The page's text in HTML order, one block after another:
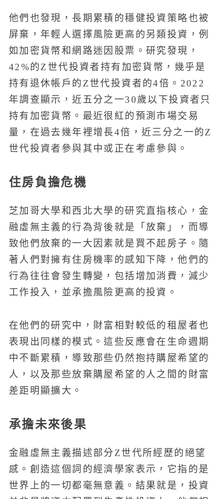
他們也發現，長期累積的穩健投資策略也被
屏棄，年輕人選擇風險更高的另類投資，例
如加密貨幣和網路迷因股票。研究發現，
42%的Z世代投資者持有加密貨幣，幾乎是
持有退休帳戶的Z世代投資者的4倍。2022
年調查顯示，近五分之一30歲以下投資者只
持有加密貨幣。最近很紅的預測市場交易
量，在過去幾年裡增長4倍，近三分之一的Z
世代投資者參與其中或正在考慮參與。
住房負擔危機
芝加哥大學和西北大學的研究直指核心，金
融虛無主義的行為背後就是「放棄」，而導
致他們放棄的一大因素就是買不起房子。隨
著人們對擁有住房機率的感知下降，他們的
行為往往會發生轉變，包括增加消費，減少
工作投入，並承擔風險更高的投資。
在他們的研究中，財富相對較低的租屋者也
表現出同樣的模式。這些反應會在生命週期
中不斷累積，導致那些仍然抱持購屋希望的
人，以及那些放棄購屋希望的人之間的財富
差距明顯擴大。
承擔未來後果
金融虛無主義描述部分Z世代所經歷的絕望
感。創造這個詞的經濟學家表示，它指的是
世界上的一切都毫無意義。結果就是，投資